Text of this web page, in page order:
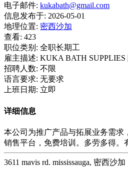
电子邮件: kukabath@gmail.com
信息发布于: 2026-05-01
地理位置: 密西沙加
查看: 423
职位类别: 全职长期工
雇主描述: KUKA BATH SUPPLIES
招聘人数: 不限
语言要求: 无要求
上班日期: 立即
详细信息
本公司为推广产品与拓展业务需求
销售平台，免费培训。多劳多得。
3611 mavis rd. mississauga, 密西沙加